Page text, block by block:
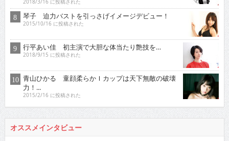
2018/3/16 に投稿された
琴子 迫力バストを引っさげイメージデビュー！
2015/10/16 に投稿された
行平あい佳 初主演で大胆な体当たり艶技を…
2018/9/15 に投稿された
青山ひかる 童顔柔らかＩカップは天下無敵の破壊
力！...
2015/2/16 に投稿された
オススメインタビュー